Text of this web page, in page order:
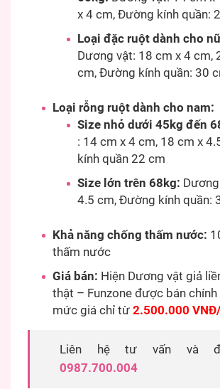
x 4 cm, Đường kính quần:
Loại đặc ruột dành cho
Dương vật: 18 cm x 4 cm,
cm, Đường kính quần: 30
Loại rỗng ruột dành cho nam:
Size nhỏ dưới 45kg đến
: 14 cm x 4 cm, 18 cm x
kính quần 22 cm
Size lớn trên 68kg:
4.5 cm, Đường kính quần:
Khả năng chống thấm nước:
thấm nước
Giá bán: Hiện Dương vật giả
thật – Funzone được bán chính
mức giá chỉ từ 2.500.000
Liên hệ tư vấn và
0987.700.004